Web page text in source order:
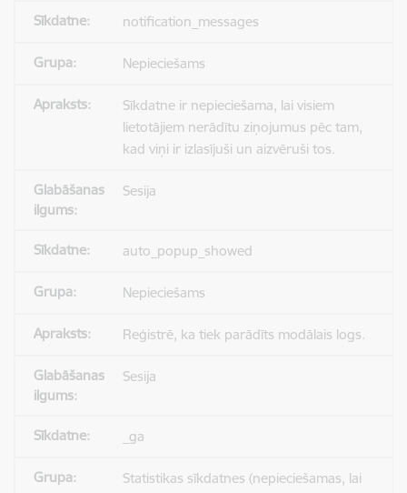
notification_messages
Nepieciešams
Sīkdatne ir nepieciešama, lai visiem
lietotājiem nerādītu ziņojumus pēc tam,
kad viņi ir izlasījuši un aizvēruši tos.
Sesija
auto_popup_showed
Nepieciešams
Reģistrē, ka tiek parādīts modālais logs.
Sesija
_ga
Statistikas sīkdatnes (nepieciešamas, lai